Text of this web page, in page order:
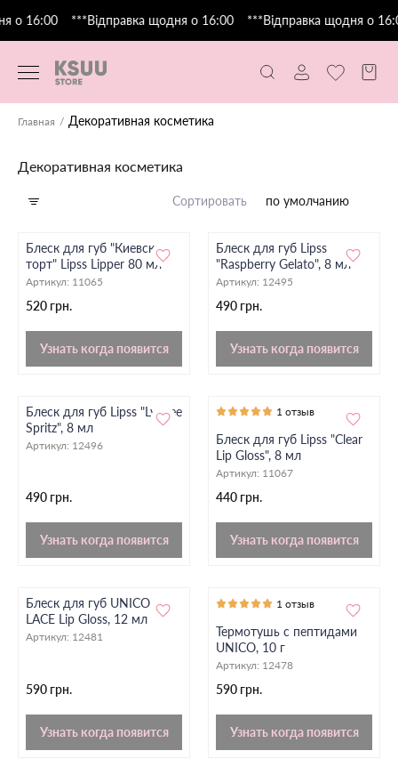
о 16:00 ***Відправка щодня о 16:00 ***Відправка щодня о
Главная Декоративная косметика
Декоративная косметика
Сортировать по умолчанию
Блеск для губ "Киевский
торт" Lipss Lipper 80 мл
Артикул: 11065
520 грн.
Узнать когда появится
Блеск для губ Lipss
"Raspberry Gelato", 8 мл
Артикул: 12495
490 грн.
Узнать когда появится
Блеск для губ Lipss "Lychee
Spritz", 8 мл
Артикул: 12496
490 грн.
Узнать когда появится
1 отзыв
Блеск для губ Lipss "Clear
Lip Gloss", 8 мл
Артикул: 11067
440 грн.
Узнать когда появится
Блеск для губ UNICO
LACE Lip Gloss, 12 мл
Артикул: 12481
590 грн.
Узнать когда появится
1 отзыв
Термотушь с пептидами
UNICO, 10 г
Артикул: 12478
590 грн.
Узнать когда появится